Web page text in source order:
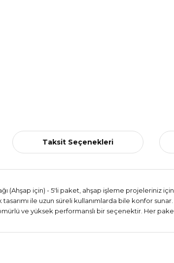
Taksit Seçenekleri
(Ahşap için) - 5'li paket, ahşap işleme projeleriniz
tasarımı ile uzun süreli kullanımlarda bile konfor
ve yüksek performanslı bir seçenektir. Her